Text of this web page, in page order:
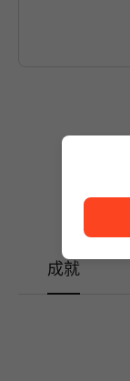
成就